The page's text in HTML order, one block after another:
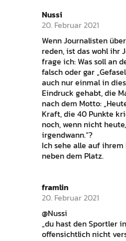
Nussi
20. Februar 2021
Wenn Journalisten
reden, ist das wohl ihr
frage ich: Was soll an
falsch oder gar
auch nur einmal in
Eindruck gehabt, die
nach dem Motto:
Kraft, die 40 Punkte
noch, wenn nicht
irgendwann.“?
Ich sehe alle auf ihrem
neben dem Platz.
framlin
20. Februar 2021
@Nussi
„du hast den Sportler
offensichtlich nicht